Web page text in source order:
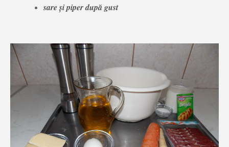
sare și piper după gust